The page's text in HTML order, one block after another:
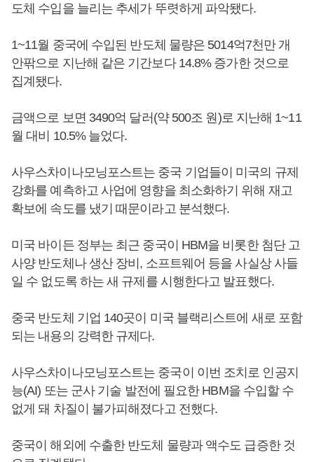
도체 수입을 늘리는 추세가 뚜렷하게 파악됐다.
1~11월 중국에 수입된 반도체 물량은 5014억7천만 개
안팎으로 지난해 같은 기간보다 14.8% 증가한 것으로
집계됐다.
금액으로 보면 3490억 달러(약 500조 원)로 지난해 1~11
월 대비 10.5% 늘었다.
사우스차이나모닝포스트는 중국 기업들이 미국의 규제
강화를 예측하고 사업에 영향을 최소화하기 위해 재고
확보에 속도를 냈기 때문이라고 분석했다.
미국 바이든 정부는 최근 중국이 HBM을 비롯한 첨단 고
사양 반도체나 생산 장비, 소프트웨어 등을 사실상 사들
일 수 없도록 하는 새 규제를 시행한다고 발표했다.
중국 반도체 기업 140곳이 미국 블랙리스트에 새로 포함
되는 내용의 강력한 규제다.
사우스차이나모닝포스트는 중국이 이번 조치로 인공지
능(AI) 또는 군사 기술 발전에 필요한 HBM을 수입할 수
없게 돼 차질이 불가피해졌다고 전했다.
중국이 해외에 수출한 반도체 물량과 액수도 급증한 것